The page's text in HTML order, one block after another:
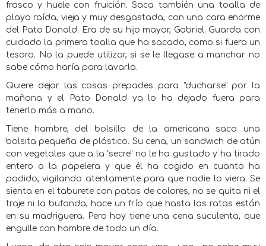
frasco y huele con fruición. Saca también una toalla de
playa raída, vieja y muy desgastada, con una cara enorme
del Pato Donald. Era de su hijo mayor, Gabriel. Guarda con
cuidado la primera toalla que ha sacado, como si fuera un
tesoro. No la puede utilizar, si se le llegase a manchar no
sabe cómo haría para lavarla.
Quiere dejar las cosas prepades para "ducharse" por la
mañana y el Pato Donald ya lo ha dejado fuera para
tenerlo más a mano.
Tiene hambre, del bolsillo de la americana saca una
bolsita pequeña de plástico. Su cena, un sandwich de atún
con vegetales que a la "secre" no le ha gustado y ha tirado
entero a la papelera y que él ha cogido en cuanto ha
podido, vigilando atentamente para que nadie lo viera. Se
sienta en el taburete con patas de colores, no se quita ni el
traje ni la bufanda, hace un frío que hasta las ratas están
en su madriguera. Pero hoy tiene una cena suculenta, que
engulle con hambre de todo un día.